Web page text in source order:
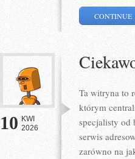
CONTINUE
10 KWI
2026
Ta witryna to
którym
specjalisty od
serwis
zarówno na